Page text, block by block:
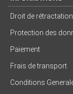
Droit de rétractation
Protection des
Paiement
Frais de transport
Conditions